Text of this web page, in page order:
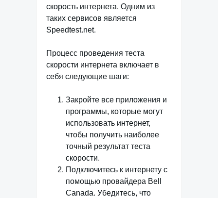
скорость интернета. Одним из
таких сервисов является
Speedtest.net.
Процесс проведения теста
скорости интернета включает в
себя следующие шаги:
Закройте все приложения и
программы, которые могут
использовать интернет,
чтобы получить наиболее
точный результат теста
скорости.
Подключитесь к интернету с
помощью провайдера Bell
Canada. Убедитесь, что